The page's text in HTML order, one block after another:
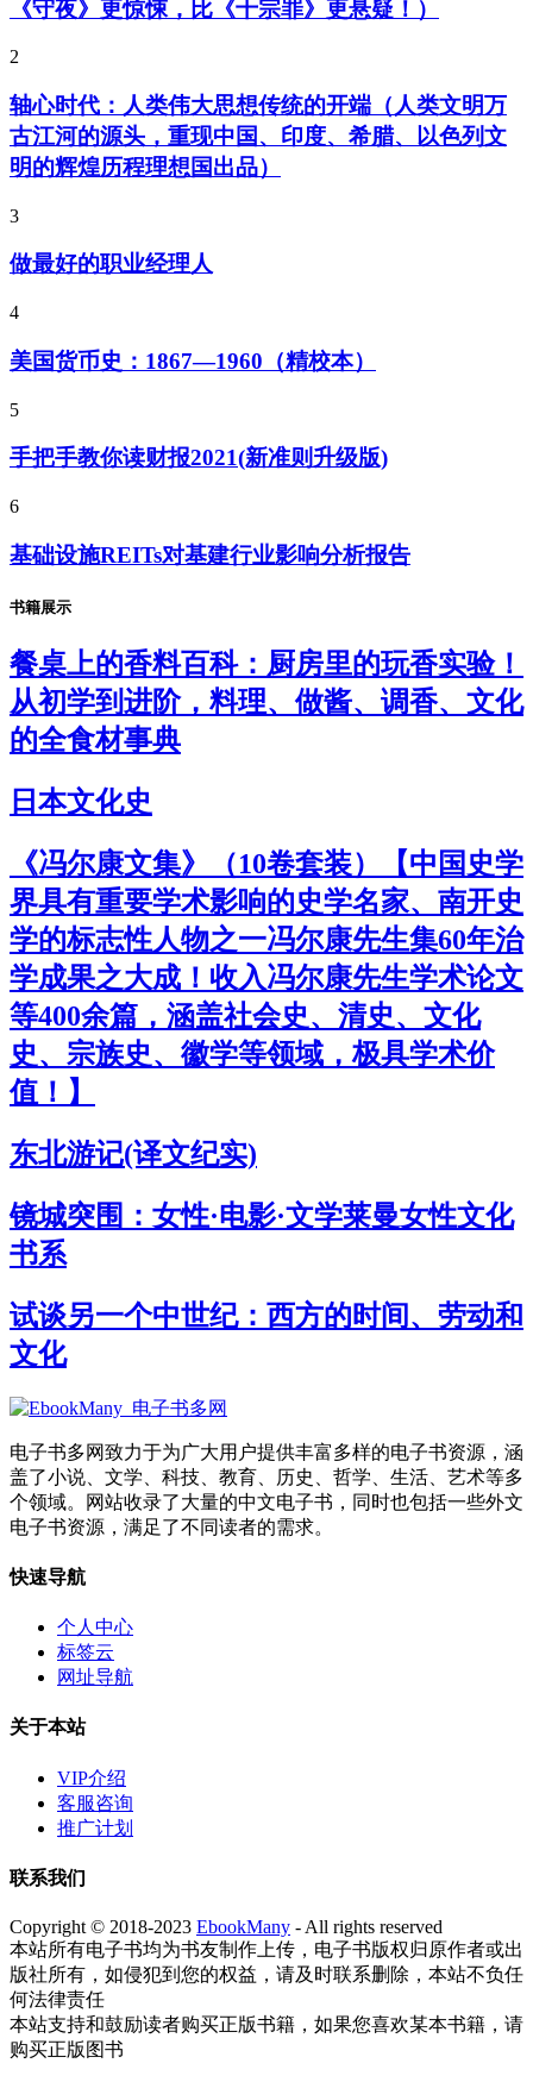
《守夜》更惊悚，比《十宗罪》更悬疑！）
2
轴心时代：人类伟大思想传统的开端（人类文明万
古江河的源头，重现中国、印度、希腊、以色列文
明的辉煌历程理想国出品）
3
做最好的职业经理人
4
美国货币史：1867—1960（精校本）
5
手把手教你读财报2021(新准则升级版)
6
基础设施REITs对基建行业影响分析报告
书籍展示
餐桌上的香料百科：厨房里的玩香实验！
从初学到进阶，料理、做酱、调香、文化
的全食材事典
日本文化史
《冯尔康文集》（10卷套装）【中国史学
界具有重要学术影响的史学名家、南开史
学的标志性人物之一冯尔康先生集60年治
学成果之大成！收入冯尔康先生学术论文
等400余篇，涵盖社会史、清史、文化
史、宗族史、徽学等领域，极具学术价
值！】
东北游记(译文纪实)
镜城突围：女性·电影·文学莱曼女性文化
书系
试谈另一个中世纪：西方的时间、劳动和
文化
电子书多网致力于为广大用户提供丰富多样的电子书资源，涵
盖了小说、文学、科技、教育、历史、哲学、生活、艺术等多
个领域。网站收录了大量的中文电子书，同时也包括一些外文
电子书资源，满足了不同读者的需求。
快速导航
个人中心
标签云
网址导航
关于本站
VIP介绍
客服咨询
推广计划
联系我们
Copyright © 2018-2023 EbookMany - All rights reserved
本站所有电子书均为书友制作上传，电子书版权归原作者或出
版社所有，如侵犯到您的权益，请及时联系删除，本站不负任
何法律责任
本站支持和鼓励读者购买正版书籍，如果您喜欢某本书籍，请
购买正版图书